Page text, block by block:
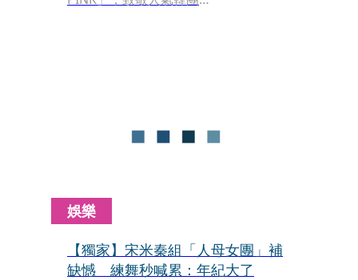
全部放在一起，並組了一個限時的團
體，於是向好姐妹王思平提出組團跳舞
娛樂
【獨家】宋米秦組「人母女團」補
缺憾 練舞秒喊累：年紀大了